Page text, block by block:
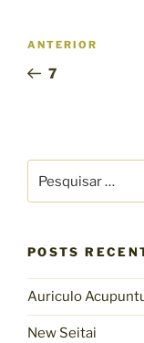
Post
Post
anterior
ANTERIOR
7
por:
POSTS
Auriculo
New Seitai